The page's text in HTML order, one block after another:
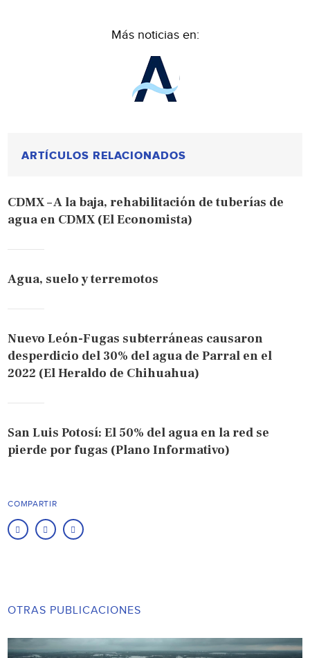
Más noticias en:
ARTÍCULOS RELACIONADOS
CDMX – A la baja, rehabilitación de tuberías de
agua en CDMX (El Economista)
Agua, suelo y terremotos
Nuevo León-Fugas subterráneas causaron
desperdicio del 30% del agua de Parral en el
2022 (El Heraldo de Chihuahua)
San Luis Potosí: El 50% del agua en la red se
pierde por fugas (Plano Informativo)
COMPARTIR
OTRAS PUBLICACIONES